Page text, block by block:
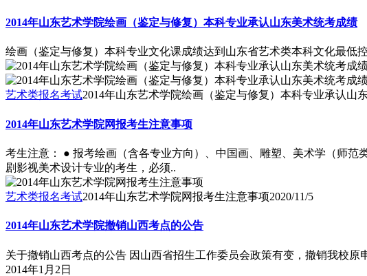
2014年山东艺术学院绘画（鉴定与修复）本科专业承认山东美术统考成绩
绘画（鉴定与修复）本科专业文化课成绩达到山东省艺术类本科文化最低
艺术类报名考试2014年山东艺术学院绘画（鉴定与修复）本科专业承认山
2014年山东艺术学院网报考生注意事项
考生注意： ● 报考绘画（含各专业方向）、中国画、雕塑、美术学（师
剧影视美术设计专业的考生，必须..
艺术类报名考试2014年山东艺术学院网报考生注意事项2020/11/5
2014年山东艺术学院撤销山西考点的公告
关于撤销山西考点的公告 因山西省招生工作委员会政策有变，撤销我校
2014年1月2日